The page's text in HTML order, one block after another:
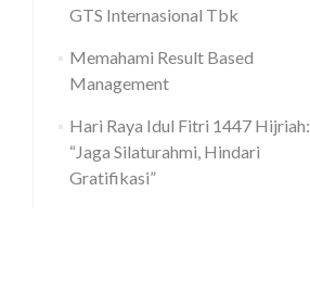
GTS Internasional Tbk
Memahami Result Based
Management
Hari Raya Idul Fitri 1447 Hijriah:
“Jaga Silaturahmi, Hindari
Gratifikasi”